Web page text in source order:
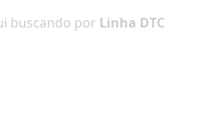
buscando por Linha DTC